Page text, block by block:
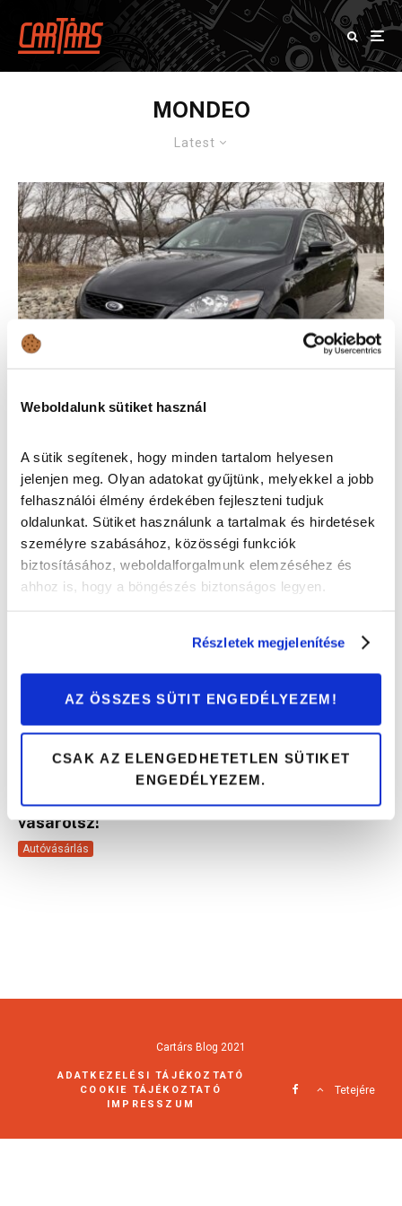
Weboldalunk sütiket használ
A sütik segítenek, hogy minden tartalom helyesen
jelenjen meg. Olyan adatokat gyűjtünk, melyekkel a jobb
felhasználói élmény érdekében fejleszteni tudjuk
oldalunkat. Sütiket használunk a tartalmak és hirdetések
személyre szabásához, közösségi funkciók
biztosításához, weboldalforgalmunk elemzéséhez és
ahhoz is, hogy a böngészés biztonságos legyen.
Részletek megjelenítése
AZ ÖSSZES SÜTIT ENGEDÉLYEZEM!
CSAK AZ ELENGEDHETETLEN SÜTIKET
ENGEDÉLYEZEM.
MONDEO
Latest
Erre figyelj, ha Ford Mondeót (2007-2014)
vásárolsz!
Autóvásárlás
Erre figyelj, ha Ford Mondeót (2014-2022)
vásárolsz!
Autóvásárlás
Cartárs Blog 2021
ADATKEZELÉSI TÁJÉKOZTATÓ
COOKIE TÁJÉKOZTATÓ
IMPRESSZUM
Tetejére